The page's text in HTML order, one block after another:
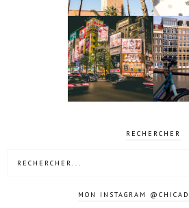
10 jours à
Tokyo au
Japon
4
RECHERCHER
MON INSTAGRAM